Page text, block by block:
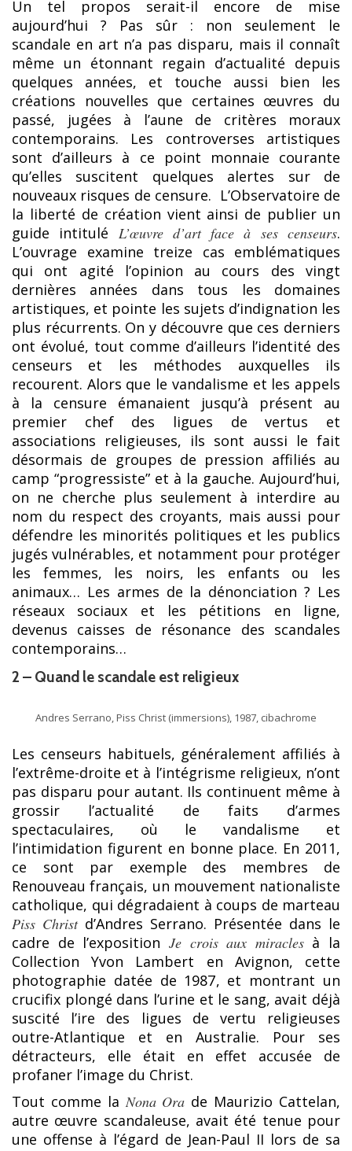
Un tel propos serait-il encore de mise
aujourd’hui ? Pas sûr : non seulement le
scandale en art n’a pas disparu, mais il connaît
même un étonnant regain d’actualité depuis
quelques années, et touche aussi bien les
créations nouvelles que certaines œuvres du
passé, jugées à l’aune de critères moraux
contemporains. Les controverses artistiques
sont d’ailleurs à ce point monnaie courante
qu’elles suscitent quelques alertes sur de
nouveaux risques de censure. L’Observatoire de
la liberté de création vient ainsi de publier un
guide intitulé L’œuvre d’art face à ses censeurs.
L’ouvrage examine treize cas emblématiques
qui ont agité l’opinion au cours des vingt
dernières années dans tous les domaines
artistiques, et pointe les sujets d’indignation les
plus récurrents. On y découvre que ces derniers
ont évolué, tout comme d’ailleurs l’identité des
censeurs et les méthodes auxquelles ils
recourent. Alors que le vandalisme et les appels
à la censure émanaient jusqu’à présent au
premier chef des ligues de vertus et
associations religieuses, ils sont aussi le fait
désormais de groupes de pression affiliés au
camp “progressiste” et à la gauche. Aujourd’hui,
on ne cherche plus seulement à interdire au
nom du respect des croyants, mais aussi pour
défendre les minorités politiques et les publics
jugés vulnérables, et notamment pour protéger
les femmes, les noirs, les enfants ou les
animaux… Les armes de la dénonciation ? Les
réseaux sociaux et les pétitions en ligne,
devenus caisses de résonance des scandales
contemporains…
2 – Quand le scandale est religieux
Andres Serrano, Piss Christ (immersions), 1987, cibachrome
Les censeurs habituels, généralement affiliés à
l’extrême-droite et à l’intégrisme religieux, n’ont
pas disparu pour autant. Ils continuent même à
grossir l’actualité de faits d’armes
spectaculaires, où le vandalisme et
l’intimidation figurent en bonne place. En 2011,
ce sont par exemple des membres de
Renouveau français, un mouvement nationaliste
catholique, qui dégradaient à coups de marteau
Piss Christ d’Andres Serrano. Présentée dans le
cadre de l’exposition Je crois aux miraclesà la
Collection Yvon Lambert en Avignon, cette
photographie datée de 1987, et montrant un
crucifix plongé dans l’urine et le sang, avait déjà
suscité l’ire des ligues de vertu religieuses
outre-Atlantique et en Australie. Pour ses
détracteurs, elle était en effet accusée de
profaner l’image du Christ.
Tout comme laNona Ora de Maurizio Cattelan,
autre œuvre scandaleuse, avait été tenue pour
une offense à l’égard de Jean-Paul II lors de sa